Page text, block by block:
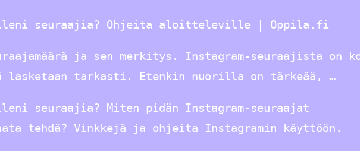
seuraajia? Ohjeita aloitteleville | Oppila.fi
ja sen merkitys. Instagram-seuraajista on
lasketaan tarkasti. Etenkin nuorilla on tärkeää, …
seuraajia? Miten pidän Instagram-seuraajat
tehdä? Vinkkejä ja ohjeita Instagramin käyttöön.